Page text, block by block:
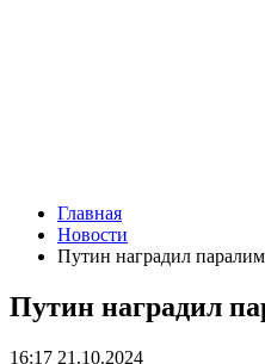
Главная
Новости
Путин наградил
Путин наградил
16:17 21.10.2024